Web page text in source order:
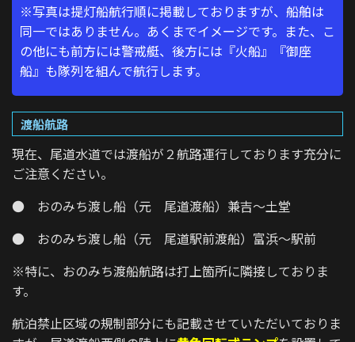
※写真は提灯船航行順に掲載しておりますが、船舶は
同一ではありません。あくまでイメージです。また、こ
の他にも前方には警戒艇、後方には『火船』『御座
船』も隊列を組んで航行します。
渡船航路
現在、尾道水道では渡船が２航路運行しております充分に
ご注意ください。
● おのみち渡し船（元 尾道渡船）兼吉～土堂
● おのみち渡し船（元 尾道駅前渡船）富浜～駅前
※特に、おのみち渡船航路は打上箇所に隣接しておりま
す。
航泊禁止区域の規制部分にも記載させていただいておりま